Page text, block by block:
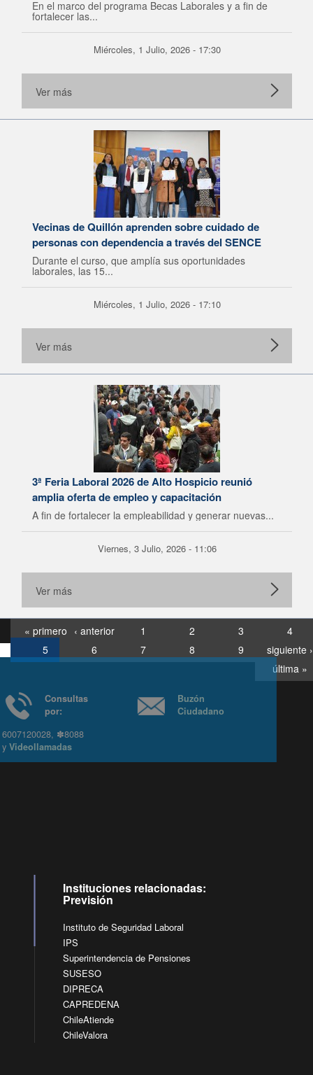
En el marco del programa Becas Laborales y a fin de
fortalecer las...
Miércoles, 1 Julio, 2026 - 17:30
Ver más
Vecinas de Quillón aprenden sobre cuidado de
personas con dependencia a través del SENCE
Durante el curso, que amplía sus oportunidades
laborales, las 15...
Miércoles, 1 Julio, 2026 - 17:10
Ver más
3ª Feria Laboral 2026 de Alto Hospicio reunió
amplia oferta de empleo y capacitación
A fin de fortalecer la empleabilidad y generar nuevas...
Viernes, 3 Julio, 2026 - 11:06
Ver más
« primero ‹ anterior 1 2 3
4
5
6 7 8 9
siguiente ›
última »
Consultas
6007120028, ✽8088
yVideollamadas
Ciudadano
Instituciones relacionadas:
Previsión
Instituto de Seguridad Laboral
IPS
Superintendencia de Pensiones
SUSESO
DIPRECA
CAPREDENA
ChileAtiende
ChileValora